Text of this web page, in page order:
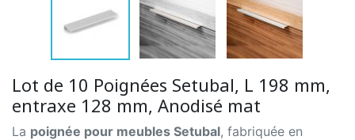
Lot de 10 Poignées Setubal, L 198 mm,
entraxe 128 mm, Anodisé mat
La poignée pour meubles Setubal, fabriquée en